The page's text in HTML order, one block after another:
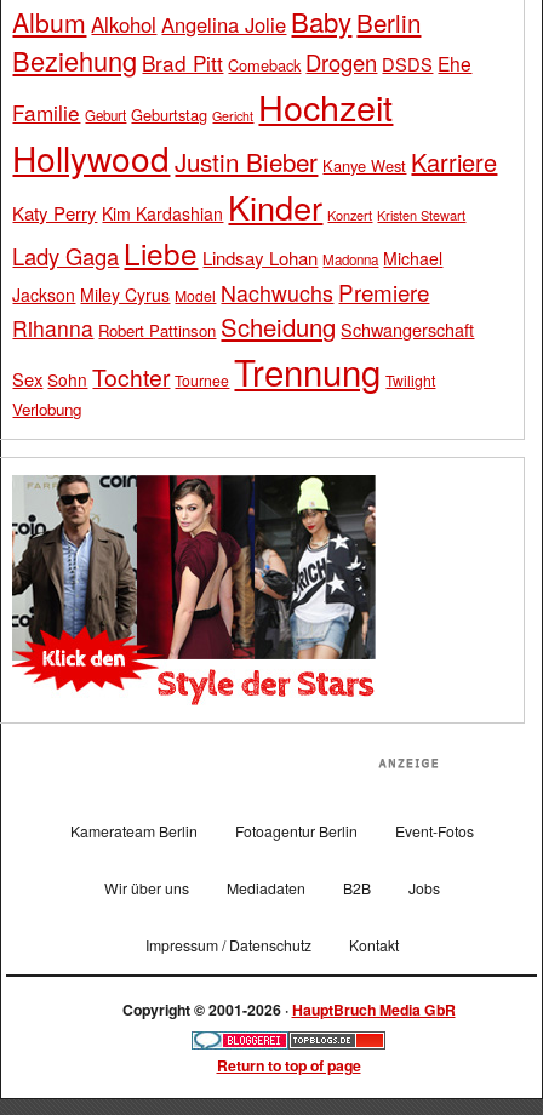
Album Alkohol Angelina Jolie BabyBerlin
Beziehung Brad Pitt Comeback Drogen DSDS Ehe
Familie Geburt Geburtstag Gericht Hochzeit
Hollywood Justin Bieber Kanye West Karriere
Katy Perry Kim Kardashian Kinder Konzert Kristen Stewart
Lady Gaga Liebe Lindsay Lohan Madonna Michael
Jackson Miley Cyrus Model Nachwuchs Premiere
Rihanna Robert Pattinson Scheidung Schwangerschaft
Sex Sohn Tochter Tournee Trennung Twilight
Verlobung
Kamerateam Berlin Fotoagentur Berlin Event-Fotos
Wir über uns Mediadaten B2B Jobs
Impressum / Datenschutz Kontakt
Copyright © 2001-2026 ·HauptBruch Media GbR
Return to top of page